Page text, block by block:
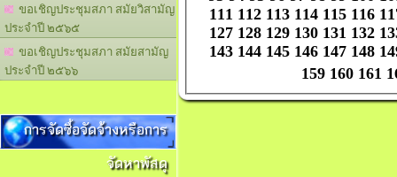
ขอเชิญประชุมสภา สมัยวิสามัญ
ประจำปี ๒๕๖๕
ขอเชิญประชุมสภา สมัยสามัญ
ประจำปี ๒๕๖๖
การจัดซื้อจัดจ้างหรือการ
จัดหาพัสดุ
111 112 113 114 115 116
127 128 129 130 131 132
143 144 145 146 147 148
159 160 161